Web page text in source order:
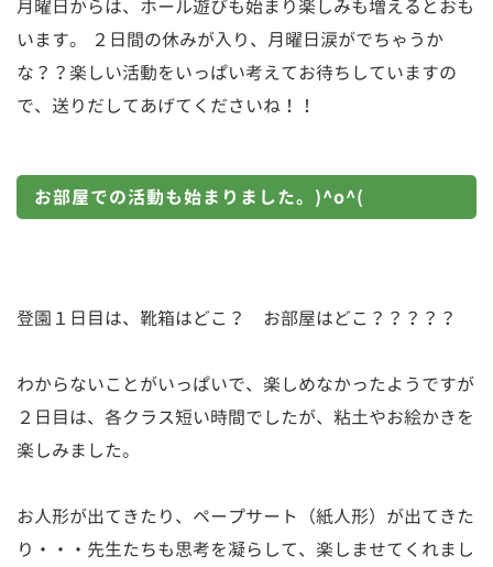
月曜日からは、ホール遊びも始まり楽しみも増えるとおも
います。 ２日間の休みが入り、月曜日涙がでちゃうか
な？？楽しい活動をいっぱい考えてお待ちしていますの
で、送りだしてあげてくださいね！！
お部屋での活動も始まりました。)^o^(
登園１日目は、靴箱はどこ？ お部屋はどこ？？？？？
わからないことがいっぱいで、楽しめなかったようですが
２日目は、各クラス短い時間でしたが、粘土やお絵かきを
楽しみました。
お人形が出てきたり、ペープサート（紙人形）が出てきた
り・・・先生たちも思考を凝らして、楽しませてくれまし